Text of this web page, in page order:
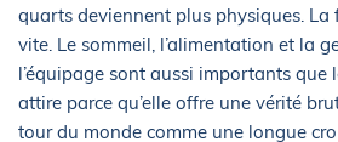
quarts deviennent plus physiques. La
vite. Le sommeil, l’alimentation et la
l’équipage sont aussi importants que
attire parce qu’elle offre une vérité
tour du monde comme une longue